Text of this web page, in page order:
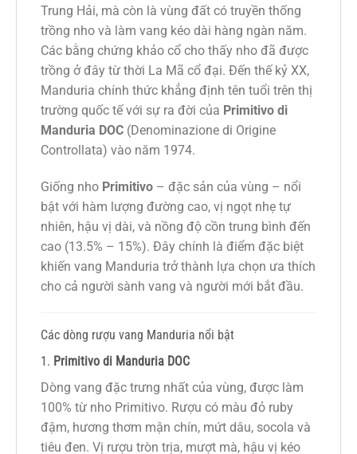
Trung Hải, mà còn là vùng đất có truyền thống
trồng nho và làm vang kéo dài hàng ngàn năm.
Các bằng chứng khảo cổ cho thấy nho đã được
trồng ở đây từ thời La Mã cổ đại. Đến thế kỷ XX,
Manduria chính thức khẳng định tên tuổi trên thị
trường quốc tế với sự ra đời của Primitivo di
Manduria DOC (Denominazione di Origine
Controllata) vào năm 1974.
Giống nho Primitivo – đặc sản của vùng – nổi
bật với hàm lượng đường cao, vị ngọt nhẹ tự
nhiên, hậu vị dài, và nồng độ cồn trung bình đến
cao (13.5% – 15%). Đây chính là điểm đặc biệt
khiến vang Manduria trở thành lựa chọn ưa thích
cho cả người sành vang và người mới bắt đầu.
Các dòng rượu vang Manduria nổi bật
1. Primitivo di Manduria DOC
Dòng vang đặc trưng nhất của vùng, được làm
100% từ nho Primitivo. Rượu có màu đỏ ruby
đậm, hương thơm mận chín, mứt dâu, socola và
tiêu đen. Vị rượu tròn trịa, mượt mà, hậu vị kéo